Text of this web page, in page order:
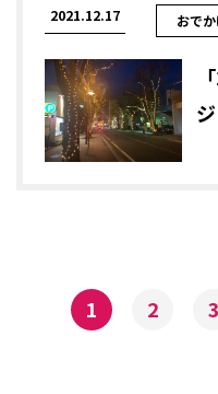
2021.12.17 おで
1 2 3